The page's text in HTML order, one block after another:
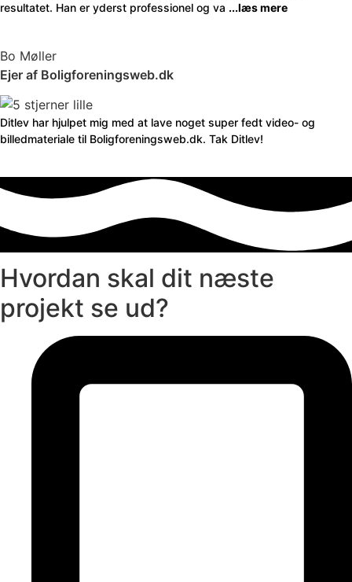
resultatet. Han er yderst professionel og va ...læs mere
Bo Møller
Ejer af Boligforeningsweb.dk
Ditlev har hjulpet mig med at lave noget super fedt video- og
billedmateriale til Boligforeningsweb.dk. Tak Ditlev!
Hvordan skal dit næste
projekt se ud?